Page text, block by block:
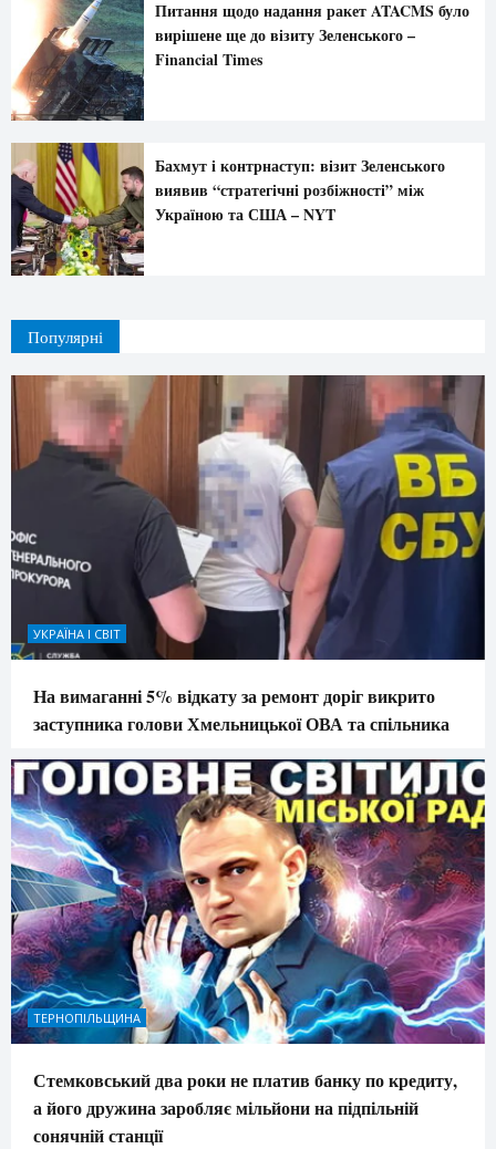
Питання щодо надання ракет ATACMS було
вирішене ще до візиту Зеленського –
Financial Times
Бахмут і контрнаступ: візит Зеленського
виявив “стратегічні розбіжності” між
Україною та США – NYT
Популярні
УКРАЇНА І СВІТ
На вимаганні 5% відкату за ремонт доріг викрито
заступника голови Хмельницької ОВА та спільника
ТЕРНОПІЛЬЩИНА
Стемковський два роки не платив банку по кредиту,
а його дружина заробляє мільйони на підпільній
сонячній станції